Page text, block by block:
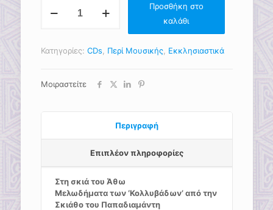
ΣΚΙΑ
ποσότητα
Προσθήκη στο
καλάθι
Κατηγορίες: CDs Περί Μουσικής, Εκκλησιαστικά
Μοιραστείτε
Περιγραφή
Επιπλέον πληροφορίες
Στη σκιά του Άθω
Μελωδήματα των ‘Κολλυβάδων’ από την
Σκιάθο του Παπαδιαμάντη